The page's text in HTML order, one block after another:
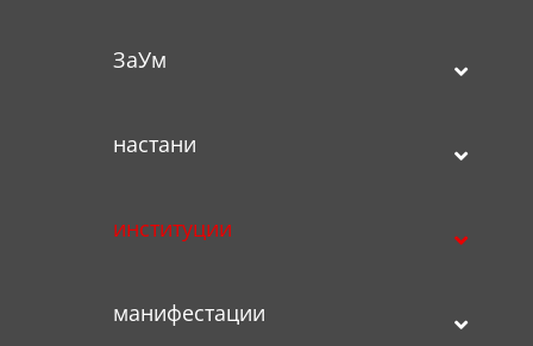
ЗаУм
настани
институции
манифестации